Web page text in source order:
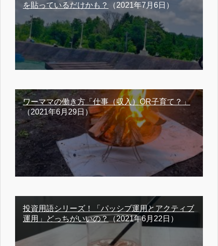
を貼っているだけかも？
（2021年7月6日）
ワーママの働き方「仕事（収入）OR子育て？」
（2021年6月29日）
投資用語シリーズ！「パッシブ運用とアクティブ
運用」どっちがいいの？ （2021年6月22日）